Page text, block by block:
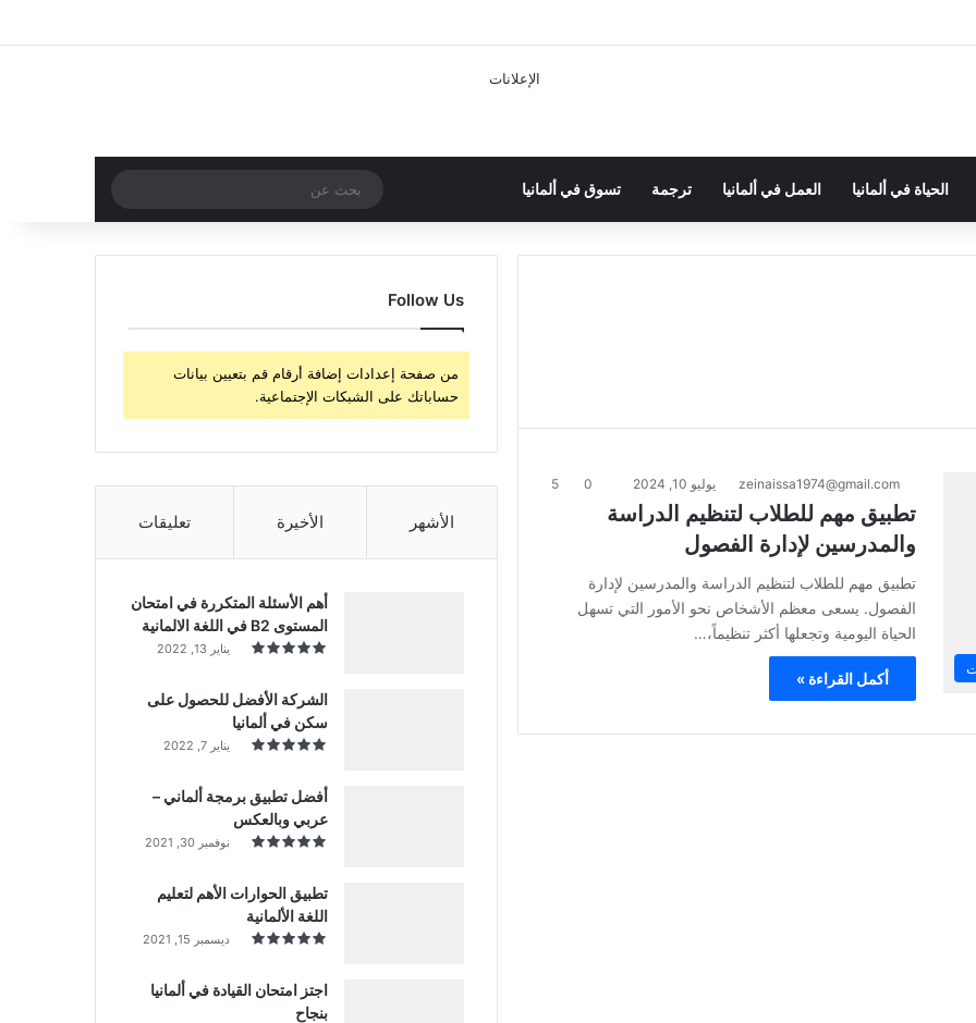
الإعلانات
الحياة في ألمانيا العمل في ألمانيا ترجمة تسوق في ألمانيا مقال عشوائي
عن
zeinaissa1974@gmail.com يوليو 10, 2024 0
5
تطبيق مهم للطلاب لتنظيم الدراسة
والمدرسين لإدارة الفصول
تطبيق مهم للطلاب لتنظيم الدراسة والمدرسين لإدارة
الفصول. يسعى معظم الأشخاص نحو الأمور التي تسهل
الحياة اليومية وتجعلها أكثر تنظيماً،…
أكمل القراءة »
Follow Us
من صفحة إعدادات إضافة أرقام قم بتعيين بيانات
حساباتك على الشبكات الإجتماعية.
الأشهر الأخيرة تعليقات
أهم الأسئلة المتكررة في امتحان
المستوى B2 في اللغة الالمانية
يناير 13, 2022
الشركة الأفضل للحصول على
سكن في ألمانيا
يناير 7, 2022
أفضل تطبيق برمجة ألماني –
عربي وبالعكس
نوفمبر 30, 2021
تطبيق الحوارات الأهم لتعليم
اللغة الألمانية
ديسمبر 15, 2021
اجتز امتحان القيادة في ألمانيا
بنجاح